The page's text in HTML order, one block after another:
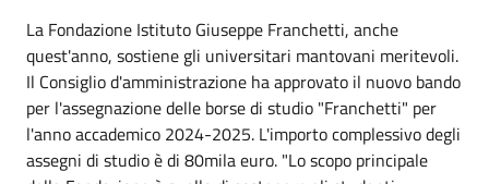
La Fondazione Istituto Giuseppe Franchetti, anche
quest'anno, sostiene gli universitari mantovani meritevoli.
Il Consiglio d'amministrazione ha approvato il nuovo bando
per l'assegnazione delle borse di studio "Franchetti" per
l'anno accademico 2024-2025. L'importo complessivo degli
assegni di studio è di 80mila euro. "Lo scopo principale